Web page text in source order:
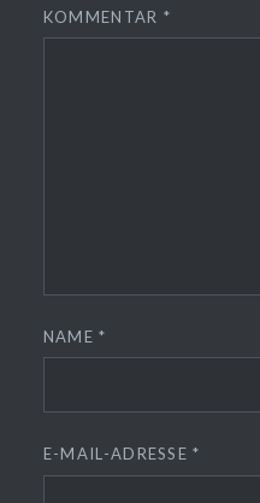
KOMMENTAR *
NAME*
E-MAIL-ADRESSE*